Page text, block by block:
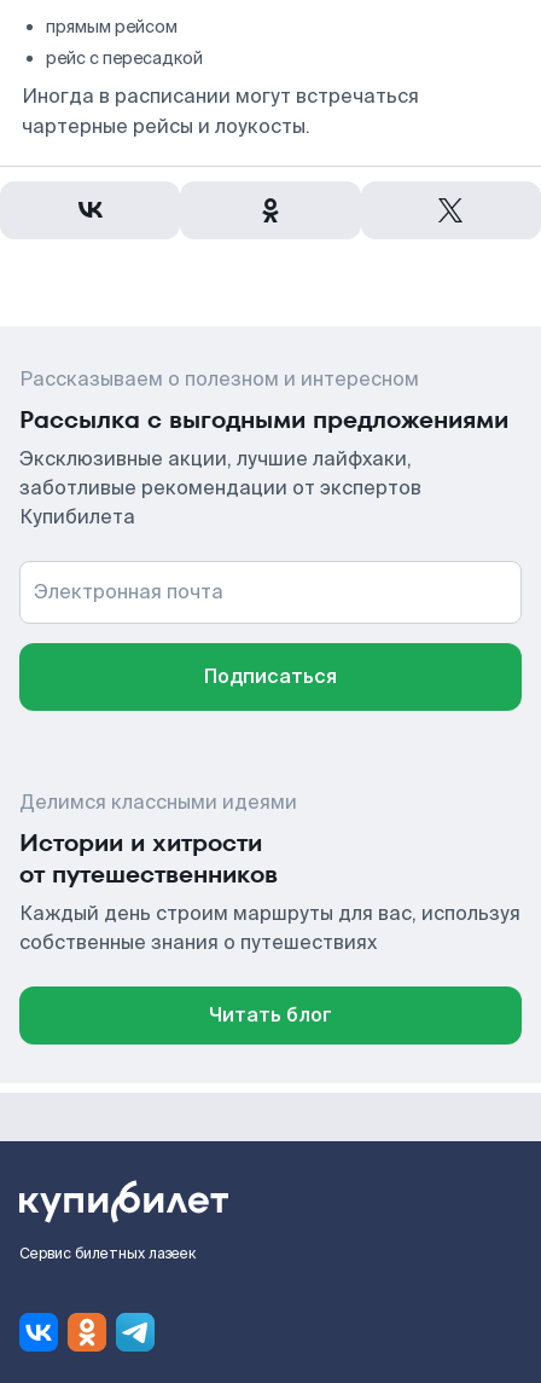
прямым рейсом
рейс с пересадкой
Иногда в расписании могут встречаться
чартерные рейсы и лоукосты.
Рассказываем о полезном и интересном
Рассылка с выгодными предложениями
Эксклюзивные акции, лучшие лайфхаки,
заботливые рекомендации от экспертов
Купибилета
Электронная почта
Подписаться
Делимся классными идеями
Истории и хитрости
от путешественников
Каждый день строим маршруты для вас, используя
собственные знания о путешествиях
Читать блог
Сервис билетных лазеек